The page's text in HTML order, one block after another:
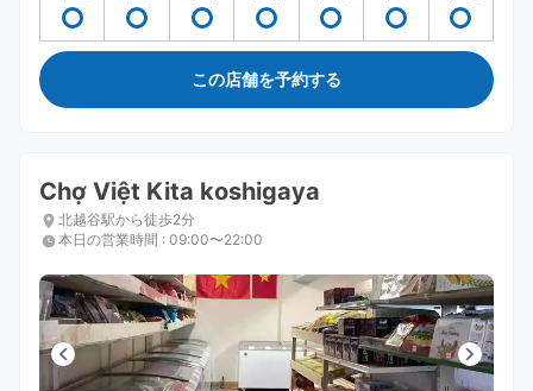
この店舗を予約する
Chợ Việt Kita koshigaya
北越谷駅から徒歩2分
本日の営業時間 : 09:00〜22:00